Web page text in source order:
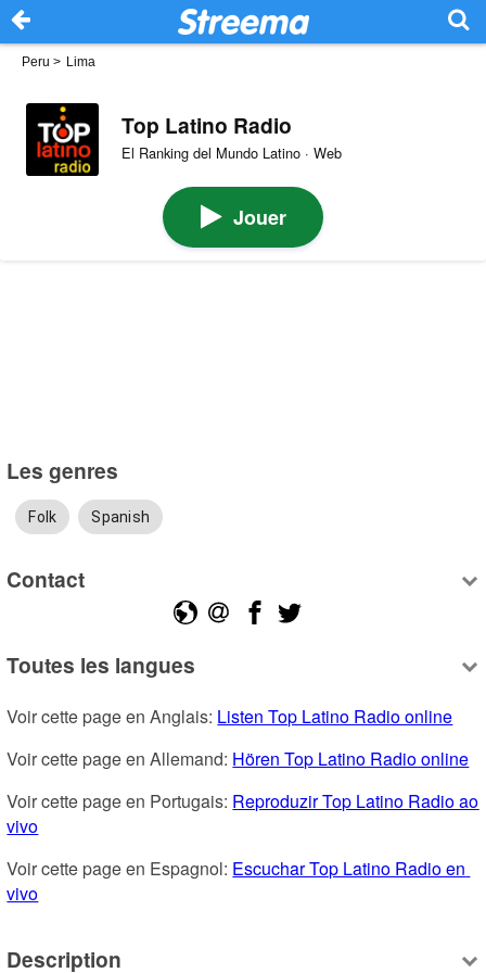
Peru > Lima
Top Latino Radio
El Ranking del Mundo Latino · Web
Jouer
Les genres
Folk Spanish
Contact
Toutes les langues
Voir cette page en Anglais: Listen Top Latino Radio online
Voir cette page en Allemand: Hören Top Latino Radio online
Voir cette page en Portugais: Reproduzir Top Latino Radio ao
vivo
Voir cette page en Espagnol: Escuchar Top Latino Radio en
vivo
Description